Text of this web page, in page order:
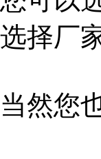
选择厂
当然您